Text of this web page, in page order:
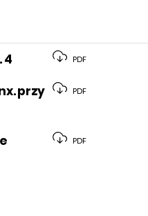
4 PDF
przy
PDF
PDF